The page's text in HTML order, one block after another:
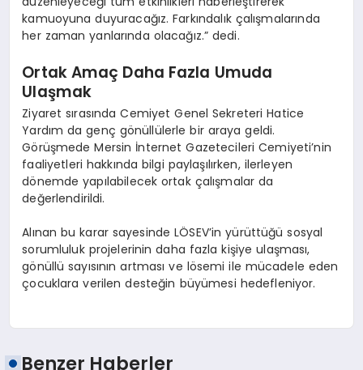
kamuoyuna duyuracağız. Farkındalık çalışmalarında
her zaman yanlarında olacağız.” dedi.
Ortak Amaç Daha Fazla Umuda
Ulaşmak
Ziyaret sırasında Cemiyet Genel Sekreteri Hatice
Yardım da genç gönüllülerle bir araya geldi.
Görüşmede Mersin İnternet Gazetecileri Cemiyeti’nin
faaliyetleri hakkında bilgi paylaşılırken, ilerleyen
dönemde yapılabilecek ortak çalışmalar da
değerlendirildi.
Alınan bu karar sayesinde LÖSEV’in yürüttüğü sosyal
sorumluluk projelerinin daha fazla kişiye ulaşması,
gönüllü sayısının artması ve lösemi ile mücadele eden
çocuklara verilen desteğin büyümesi hedefleniyor.
Benzer Haberler